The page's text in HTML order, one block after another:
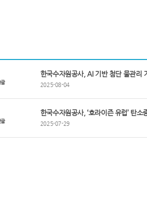
한국수자원공사, AI 기반 첨단 물관리
2025-08-04
한국수자원공사, ‘호라이즌 유럽’ 탄
2025-07-29